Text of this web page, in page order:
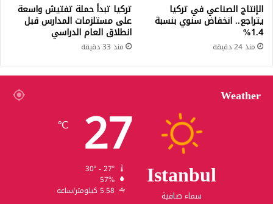
الإنتاج الصناعي في تركيا
يتراجع.. انخفاض سنوي بنسبة
1.4%
منذ 24 دقيقة
تركيا تبدأ حملة تفتيش واسعة
على مستلزمات المدارس قبل
انطلاق العام الدراسي
منذ 33 دقيقة
Weather
Istanbul
سماء صافية
27
℃
57%
5.58 كيلومتر/ساعة